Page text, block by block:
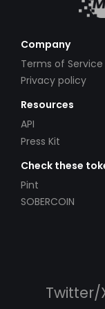
Company
Terms of Service
Privacy policy
Resources
API
Press Kit
Check these
Pint
SOBERCOIN
Twitter/